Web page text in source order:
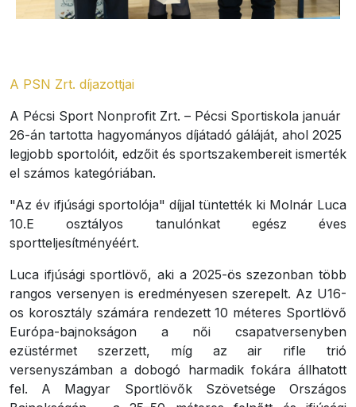
A PSN Zrt. díjazottjai
A Pécsi Sport Nonprofit Zrt. – Pécsi Sportiskola január
26-án tartotta hagyományos díjátadó gáláját, ahol 2025
legjobb sportolóit, edzőit és sportszakembereit ismerték
el számos kategóriában.
"Az év ifjúsági sportolója" díjjal tüntették ki Molnár Luca
10.E osztályos tanulónkat egész éves
sportteljesítményéért.
Luca ifjúsági sportlövő, aki a 2025-ös szezonban több
rangos versenyen is eredményesen szerepelt. Az U16-
os korosztály számára rendezett 10 méteres Sportlövő
Európa-bajnokságon a női csapatversenyben
ezüstérmet szerzett, míg az air rifle trió
versenyszámban a dobogó harmadik fokára állhatott
fel. A Magyar Sportlövők Szövetsége Országos